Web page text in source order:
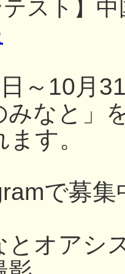
テスト】
～10月
みなと
す。
で募集
とオアシ